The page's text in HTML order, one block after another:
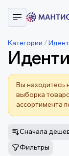
Категории /
Вы находитесь
выборка
ассортимента
Сначала
Фильтры